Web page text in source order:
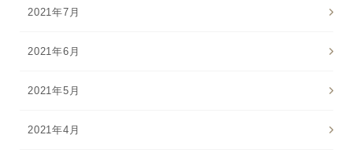
2021年7月
2021年6月
2021年5月
2021年4月